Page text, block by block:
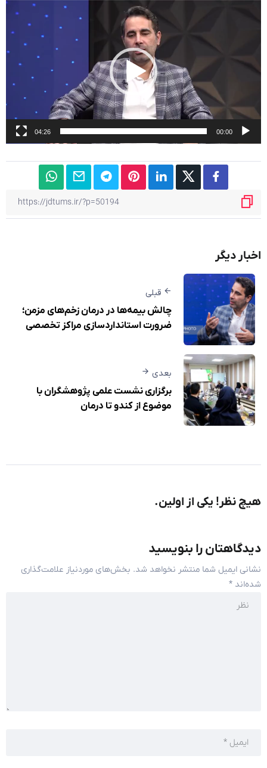
00:00
04:26
اخبار دیگر
قبلی
چالش بیمه‌ها در درمان زخم‌های مزمن؛
ضرورت استانداردسازی مراکز تخصصی
بعدی
برگزاری نشست علمی پژوهشگران با
موضوع از کندو تا درمان
هیچ نظر! یکی از اولین.
دیدگاهتان را بنویسید
نشانی ایمیل شما منتشر نخواهد شد. بخش‌های موردنیاز علامت‌گذاری
شده‌اند *